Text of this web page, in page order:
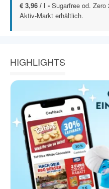
€ 3,96 / l - Sugarfree od.
Aktiv-Markt erhältlich.
HIGHLIGHTS